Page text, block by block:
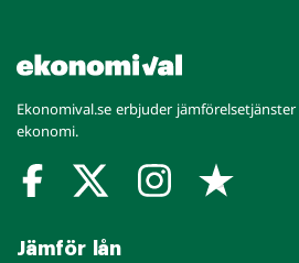
Ekonomival.se erbjuder
ekonomi.
Jämför lån